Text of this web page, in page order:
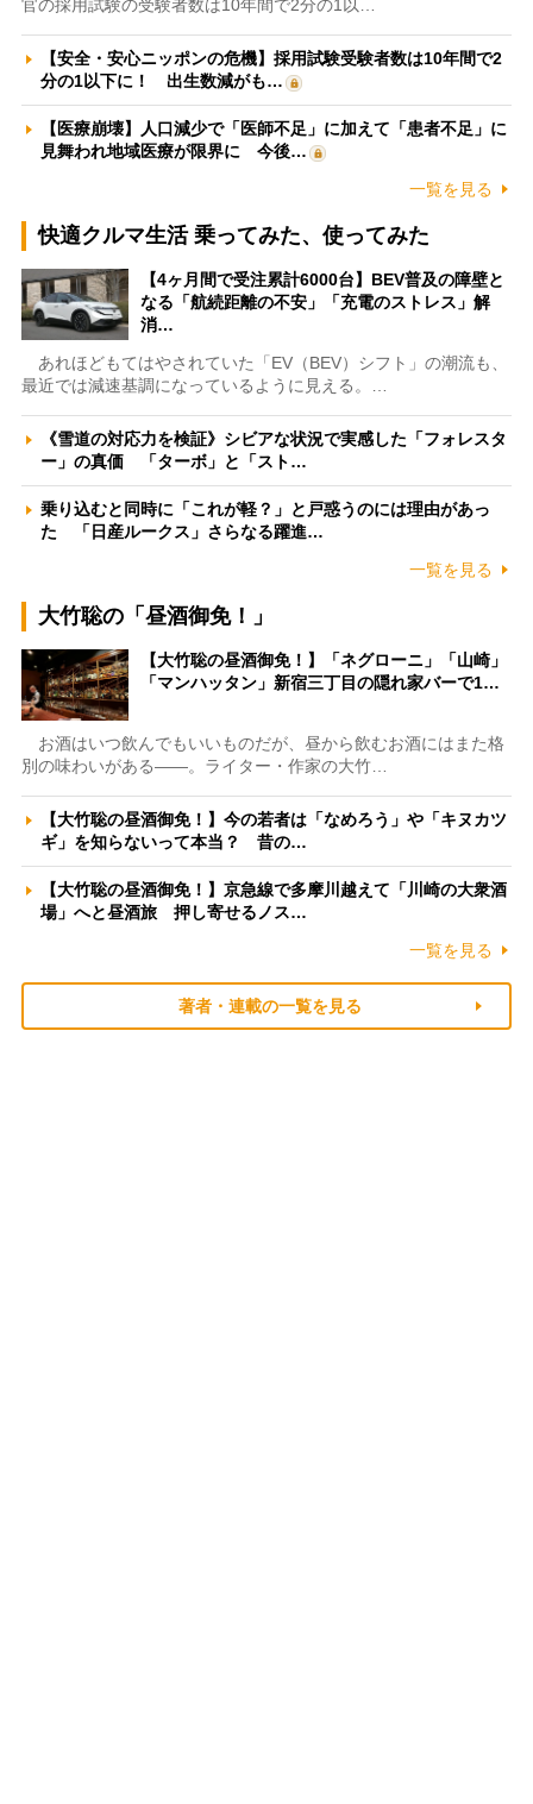
官の採用試験の受験者数は10年間で2分の1以…
【安全・安心ニッポンの危機】採用試験受験者数は10年間で2
分の1以下に！ 出生数減がも…
【医療崩壊】人口減少で「医師不足」に加えて「患者不足」に
見舞われ地域医療が限界に 今後…
一覧を見る
快適クルマ生活 乗ってみた、使ってみた
【4ヶ月間で受注累計6000台】BEV普及の障壁と
なる「航続距離の不安」「充電のストレス」解
消…
あれほどもてはやされていた「EV（BEV）シフト」の潮流も、
最近では減速基調になっているように見える。…
《雪道の対応力を検証》シビアな状況で実感した「フォレスタ
ー」の真価 「ターボ」と「スト…
乗り込むと同時に「これが軽？」と戸惑うのには理由があっ
た 「日産ルークス」さらなる躍進…
一覧を見る
大竹聡の「昼酒御免！」
【大竹聡の昼酒御免！】「ネグローニ」「山崎」
「マンハッタン」新宿三丁目の隠れ家バーで1…
お酒はいつ飲んでもいいものだが、昼から飲むお酒にはまた格
別の味わいがある――。ライター・作家の大竹…
【大竹聡の昼酒御免！】今の若者は「なめろう」や「キヌカツ
ギ」を知らないって本当？ 昔の…
【大竹聡の昼酒御免！】京急線で多摩川越えて「川崎の大衆酒
場」へと昼酒旅 押し寄せるノス…
一覧を見る
著者・連載の一覧を見る